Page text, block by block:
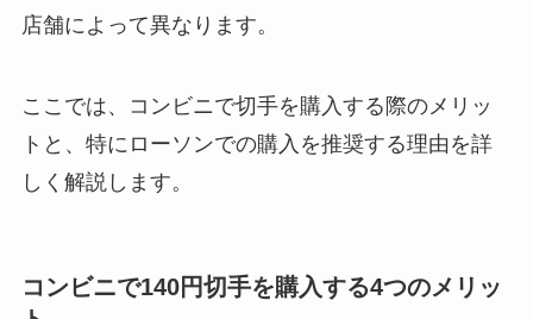
店舗によって異なります。
ここでは、コンビニで切手を購入する際のメリッ
トと、特にローソンでの購入を推奨する理由を詳
しく解説します。
コンビニで140円切手を購入する4つのメリッ